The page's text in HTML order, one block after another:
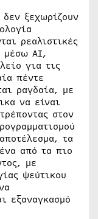
ξεχωρίζουν
ρεαλιστικές
μέσω AI,
για τις
πέντε
ραγδαία, με
να είναι
στον
τα
από τα πιο
με
ψεύτικου
εξαναγκασμό